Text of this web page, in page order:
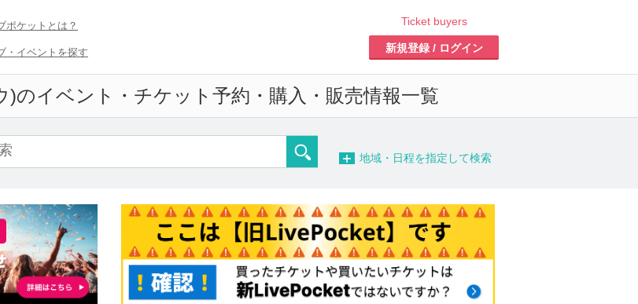
ポケットとは？
・イベントを探す
Ticket buyers
新規登録 / ログイン
)のイベント・チケット予約・購入・販売情報一覧
− 地域・日程を指定して検索